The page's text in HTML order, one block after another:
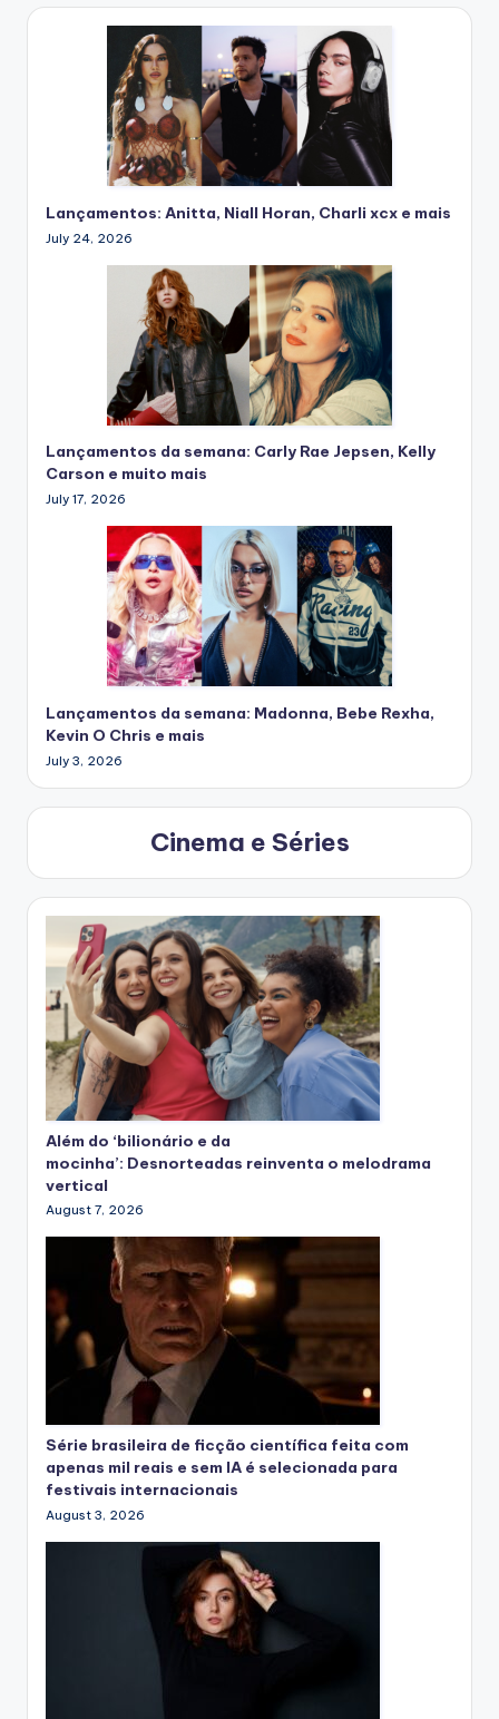
Lançamentos: Anitta, Niall Horan, Charli xcx e mais
July 24, 2026
Lançamentos da semana: Carly Rae Jepsen, Kelly
Carson e muito mais
July 17, 2026
Lançamentos da semana: Madonna, Bebe Rexha,
Kevin O Chris e mais
July 3, 2026
Cinema e Séries
Além do ‘bilionário e da
mocinha’: Desnorteadas reinventa o melodrama
vertical
August 7, 2026
Série brasileira de ficção científica feita com
apenas mil reais e sem IA é selecionada para
festivais internacionais
August 3, 2026